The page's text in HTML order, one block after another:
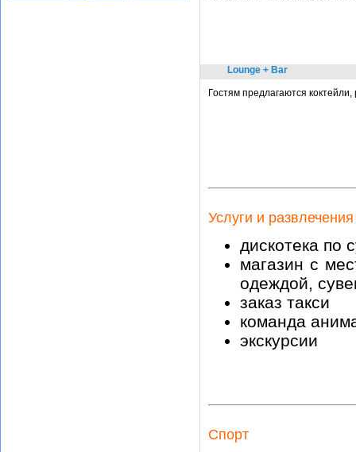
Lounge + Bar
Гостям предлагаются
Услуги и развлечения
дискотека по
магазин с
одеждой,
заказ такси
команда
экскурсии
Спорт